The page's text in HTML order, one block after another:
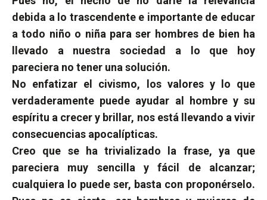
debida a lo trascendente e importante de educar
a todo niño o niña para ser hombres de bien ha
llevado a nuestra sociedad a lo que hoy
pareciera no tener una solución.
No enfatizar el civismo, los valores y lo que
verdaderamente puede ayudar al hombre y su
espíritu a crecer y brillar, nos está llevando a vivir
consecuencias apocalípticas.
Creo que se ha trivializado la frase, ya que
pareciera muy sencilla y fácil de alcanzar;
cualquiera lo puede ser, basta con proponérselo.